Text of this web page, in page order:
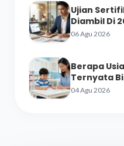
Ujian
Diambil Di
06 Agu 2026
Berapa
Ternyata
04 Agu 2026